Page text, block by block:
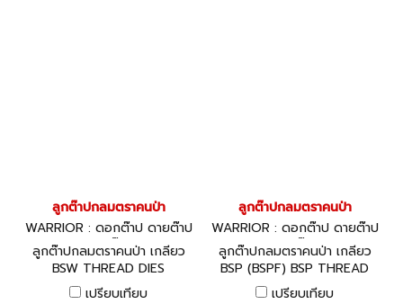
ลูกต๊าปกลมตราคนป่า
WARRIOR : ดอกต๊าป ดายต๊าป
ด้ามต๊าป
ลูกต๊าปกลมตราคนป่า เกลียว
BSW THREAD DIES
เปรียบเทียบ
ลูกต๊าปกลมตราคนป่า
WARRIOR : ดอกต๊าป ดายต๊าป
ด้ามต๊าป
ลูกต๊าปกลมตราคนป่า เกลียว
BSP (BSPF) BSP THREAD
DIES
เปรียบเทียบ